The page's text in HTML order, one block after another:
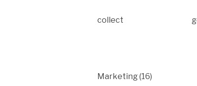
collect
Marketing (16)